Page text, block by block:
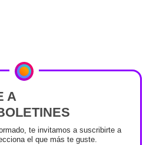
A
te invitamos a suscribirte a
el que más te guste.